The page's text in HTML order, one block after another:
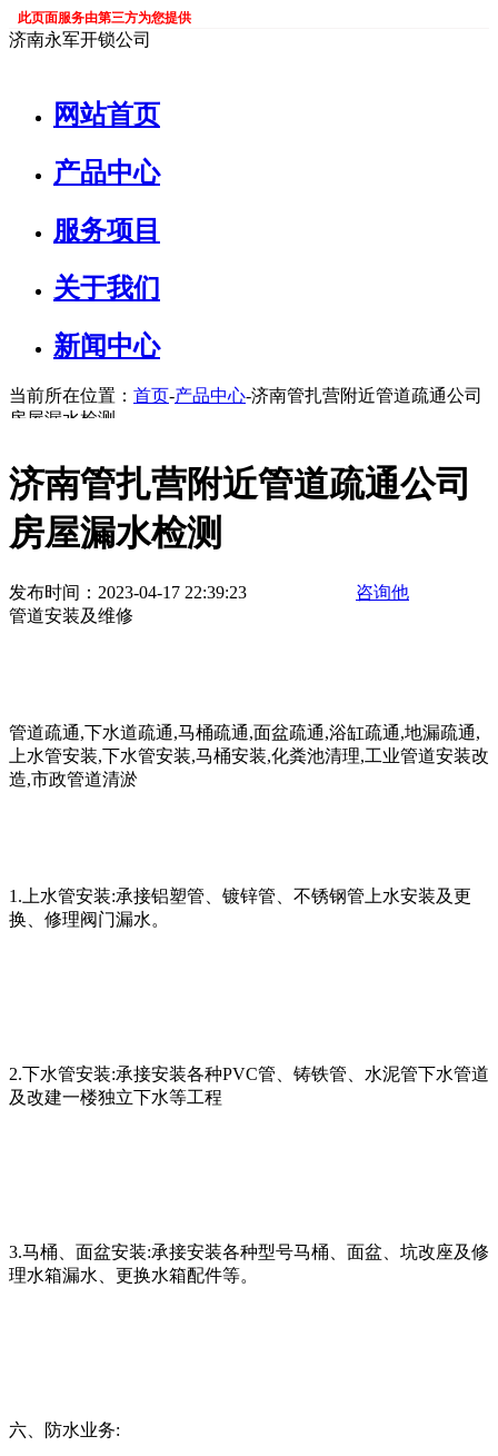
此页面服务由第三方为您提供
济南永军开锁公司
网站首页
产品中心
服务项目
关于我们
新闻中心
当前所在位置： 首页-产品中心-济南管扎营附近管道疏通公司
房屋漏水检测
济南管扎营附近管道疏通公司
房屋漏水检测
发布时间：2023-04-17 22:39:23
咨询他
管道安装及维修
管道疏通,下水道疏通,马桶疏通,面盆疏通,浴缸疏通,地漏疏通,
上水管安装,下水管安装,马桶安装,化粪池清理,工业管道安装改
造,市政管道清淤
1.上水管安装:承接铝塑管、镀锌管、不锈钢管上水安装及更
换、修理阀门漏水。
2.下水管安装:承接安装各种PVC管、铸铁管、水泥管下水管道
及改建一楼独立下水等工程
3.马桶、面盆安装:承接安装各种型号马桶、面盆、坑改座及修
理水箱漏水、更换水箱配件等。
六、防水业务: